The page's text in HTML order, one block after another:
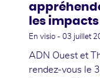
les
En visio - 03 juillet
ADN Ouest et
rendez-vous le